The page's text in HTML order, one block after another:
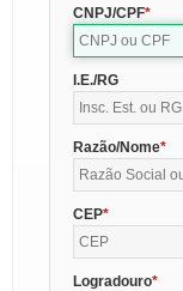
CNPJ/CPF
I.E./RG
Razão/Nome
CEP
Logradouro